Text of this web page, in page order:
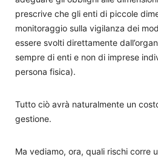
prescrive che gli enti di piccole
monitoraggio sulla vigilanza dei
essere svolti direttamente
sempre di enti e non di imprese
persona fisica).
Tutto ciò avrà naturalmente un
gestione.
Ma vediamo, ora, quali rischi corre